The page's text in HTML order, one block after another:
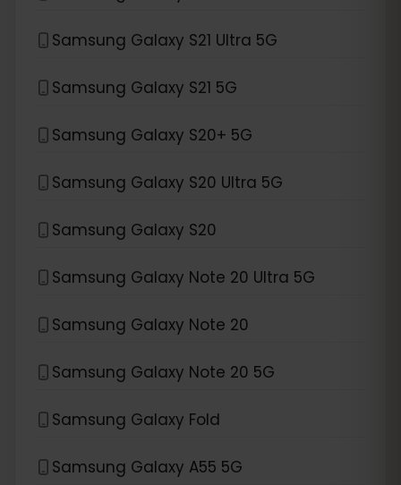
Samsung Galaxy S21 Ultra 5G
Samsung Galaxy S21 5G
Samsung Galaxy S20+ 5G
Samsung Galaxy S20 Ultra 5G
Samsung Galaxy S20
Samsung Galaxy Note 20 Ultra 5G
Samsung Galaxy Note 20
Samsung Galaxy Note 20 5G
Samsung Galaxy Fold
Samsung Galaxy A55 5G